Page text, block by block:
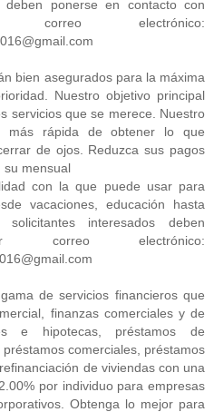
​​deben ponerse en contacto con
electrónico:
bien asegurados para la máxima
Nuestro objetivo principal
servicios que se merece. Nuestro
más rápida de obtener lo que
de ojos. Reduzca sus pagos
su mensual
con la que puede usar para
vacaciones, educación hasta
interesados ​​deben
correo electrónico:
de servicios financieros que
finanzas comerciales y de
e hipotecas, préstamos de
comerciales, préstamos
de viviendas con una
por individuo para empresas
Obtenga lo mejor para